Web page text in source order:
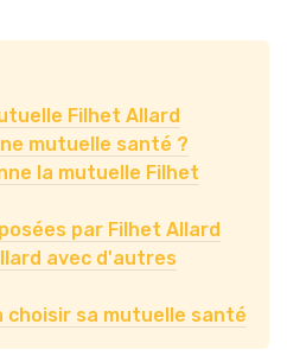
Filhet Allard
mutuelle santé ?
la mutuelle Filhet
par Filhet Allard
avec d'autres
choisir sa mutuelle santé